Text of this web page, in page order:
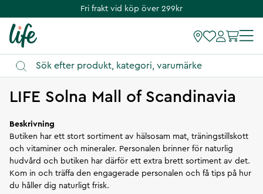
Fri frakt vid köp över 299kr
Vägbeskrivning
LIFE Solna Mall of Scandinavia
Beskrivning
Butiken har ett stort sortiment av hälsosam mat, träningstillskott
och vitaminer och mineraler. Personalen brinner för naturlig
hudvård och butiken har därför ett extra brett sortiment av det.
Kom in och träffa den engagerade personalen och få tips på hur
du håller dig naturligt frisk.